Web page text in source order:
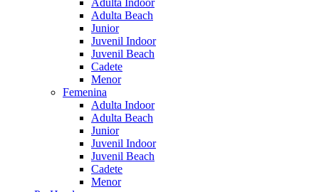
Adulta Indoor
Adulta Beach
Junior
Juvenil Indoor
Juvenil Beach
Cadete
Menor
Femenina
Adulta Indoor
Adulta Beach
Junior
Juvenil Indoor
Juvenil Beach
Cadete
Menor